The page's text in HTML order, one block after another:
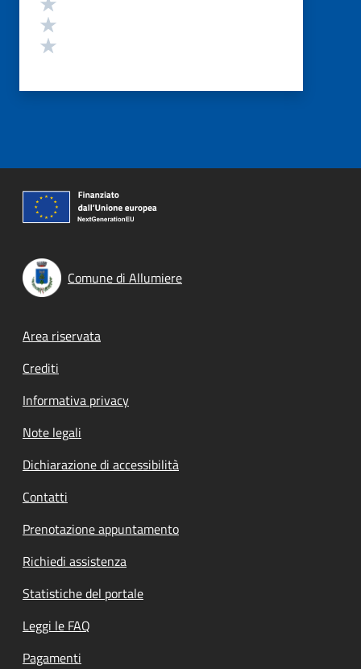
Comune di Allumiere
Footer menu
Area riservata
Crediti
Informativa privacy
Note legali
Dichiarazione di accessibilità
Contatti
Prenotazione appuntamento
Richiedi assistenza
Statistiche del portale
Leggi le FAQ
Pagamenti